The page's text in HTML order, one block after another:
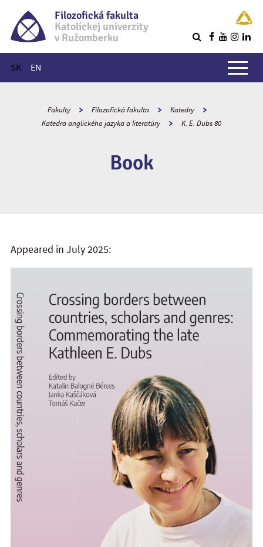
Filozofická fakulta
Katolíckej univerzity
v Ružomberku
SK EN
Hlavné menu
Fakulty Filozofická fakulta
Katedry
Katedra anglického jazyka a literatúry
K. E. Dubs 80
Book
Appeared in July 2025: